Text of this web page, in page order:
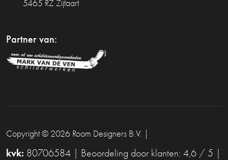
5465 RZ Zijtaart
Partner van:
Copyright © 2026 Room Designers B.V.
kvk: 80706584 | Beoordeling door klanten: 4,6 / 5 |